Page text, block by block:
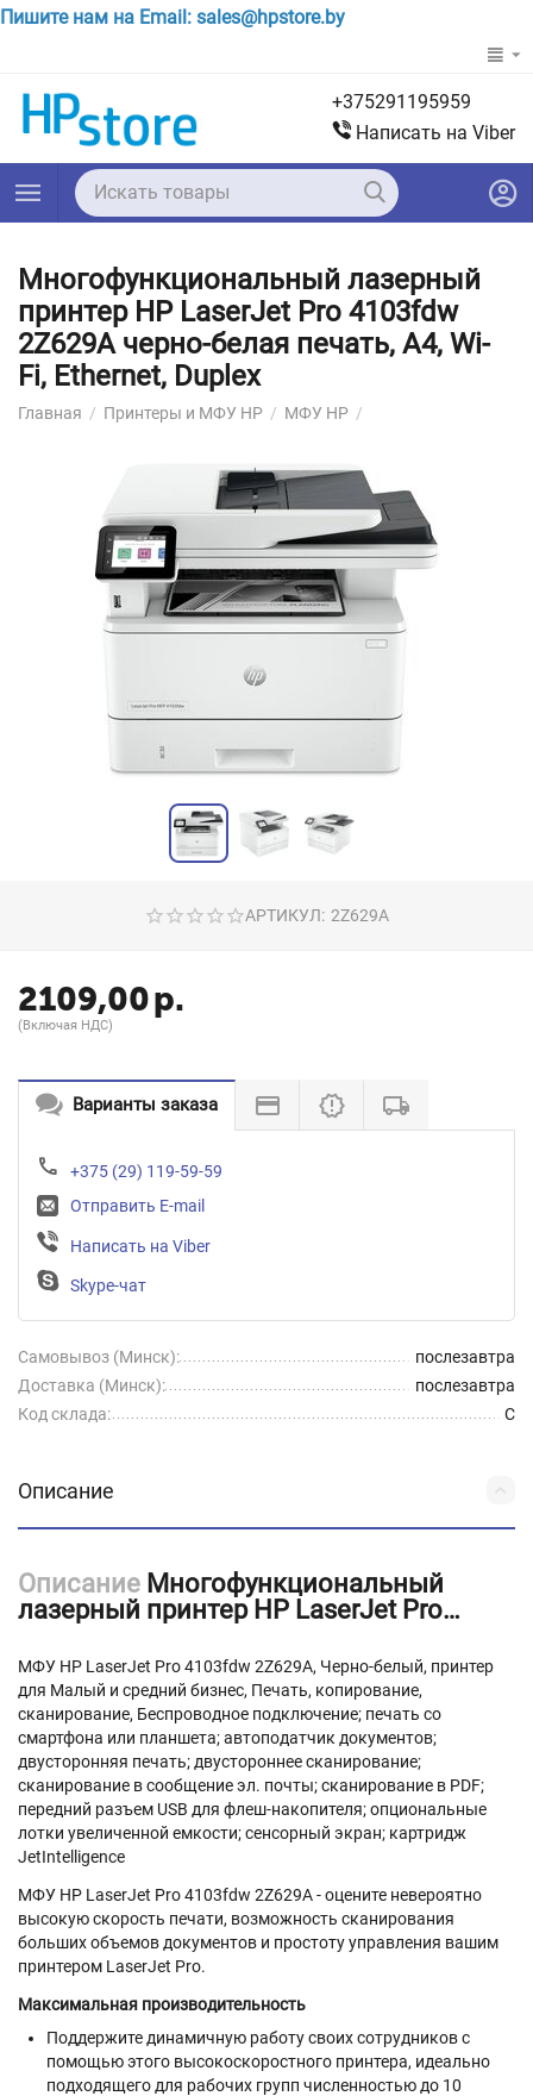
Пишите нам на Email: sales@hpstore.by
+375291195959
Написать на Viber
Многофункциональный лазерный
принтер HP LaserJet Pro 4103fdw
2Z629A черно-белая печать, A4, Wi-
Fi, Ethernet, Duplex
Главная / Принтеры и МФУ HP / МФУ HP /
АРТИКУЛ: 2Z629A
2109,00р.
(Включая НДС)
Варианты заказа
+375 (29) 119-59-59
Отправить E-mail
Написать на Viber
Skype-чат
Самовывоз (Минск):
послезавтра
Доставка (Минск):
послезавтра
Код склада:
C
Описание
Описание Многофункциональный
лазерный принтер HP LaserJet Pro
Wi-Fi, Ethernet, Duplex
МФУ HP LaserJet Pro 4103fdw 2Z629A, Черно-белый, принтер
для Малый и средний бизнес, Печать, копирование,
сканирование, Беспроводное подключение; печать со
смартфона или планшета; автоподатчик документов;
двусторонняя печать; двустороннее сканирование;
сканирование в сообщение эл. почты; сканирование в PDF;
передний разъем USB для флеш-накопителя; опциональные
лотки увеличенной емкости; сенсорный экран; картридж
JetIntelligence
МФУ HP LaserJet Pro 4103fdw 2Z629A - оцените невероятно
высокую скорость печати, возможность сканирования
больших объемов документов и простоту управления вашим
принтером LaserJet Pro.
Максимальная производительность
Поддержите динамичную работу своих сотрудников с
помощью этого высокоскоростного принтера, идеально
подходящего для рабочих групп численностью до 10